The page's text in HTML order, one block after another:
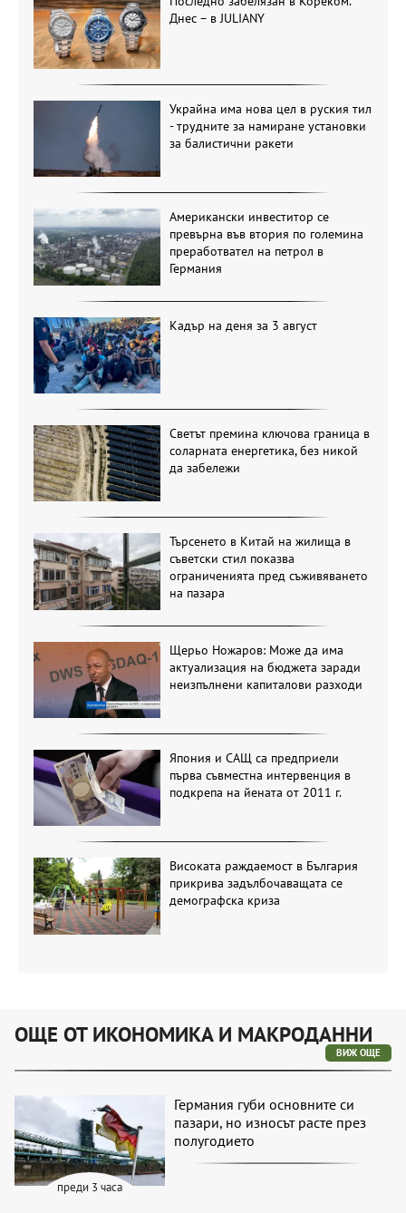
Днес – в JULIANY
Украйна има нова цел в руския тил
- трудните за намиране установки
за балистични ракети
Американски инвеститор се
превърна във втория по големина
преработвател на петрол в
Германия
Кадър на деня за 3 август
Светът премина ключова граница в
соларната енергетика, без никой
да забележи
Търсенето в Китай на жилища в
съветски стил показва
ограниченията пред съживяването
на пазара
Щерьо Ножаров: Може да има
актуализация на бюджета заради
неизпълнени капиталови разходи
Япония и САЩ са предприели
първа съвместна интервенция в
подкрепа на йената от 2011 г.
Високата раждаемост в България
прикрива задълбочаващата се
демографска криза
ОЩЕ ОТ ИКОНОМИКА И МАКРОДАННИ
ВИЖ ОЩЕ
преди 3 часа
Германия губи основните си
пазари, но износът расте през
полугодието